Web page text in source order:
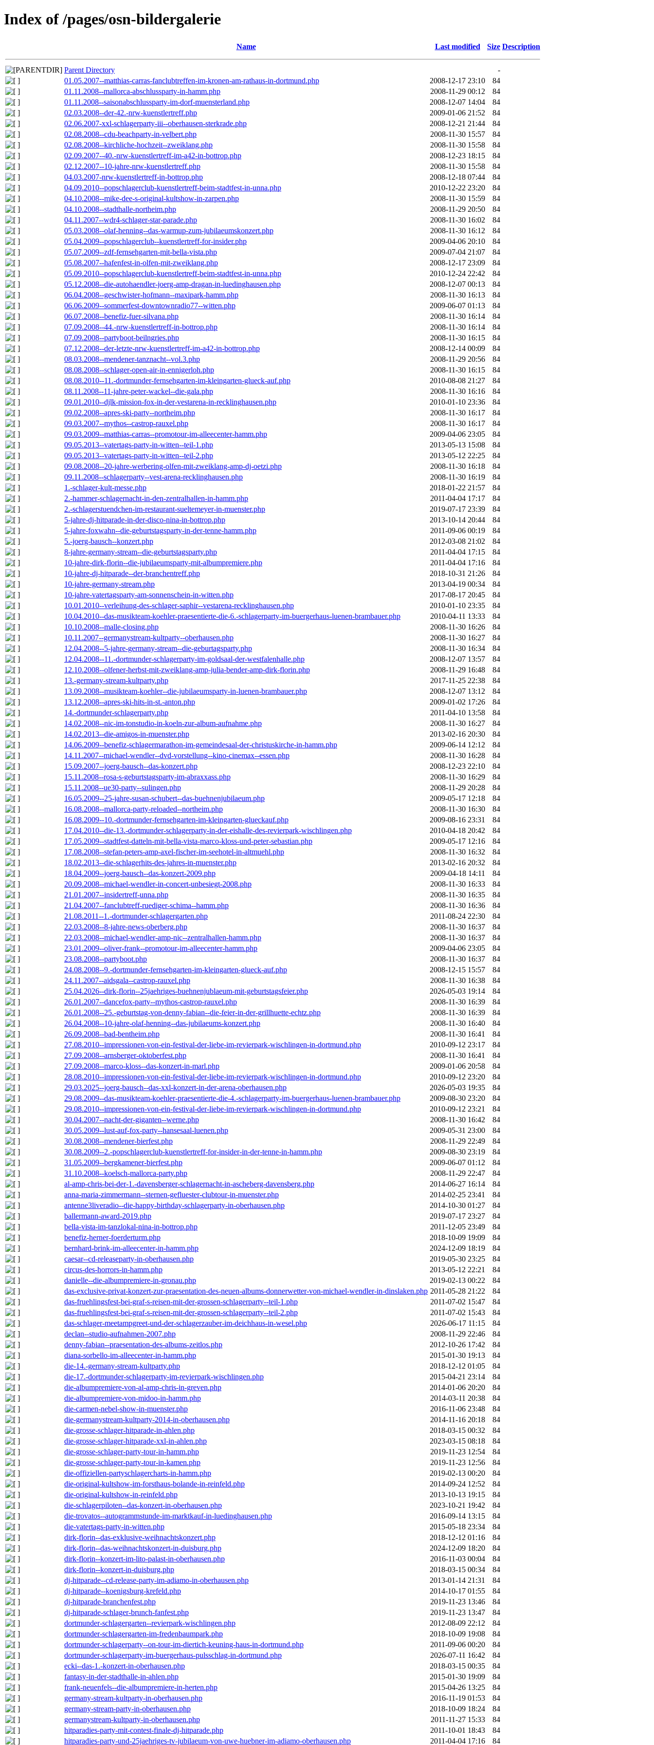
Index of /pages/osn-bildergalerie
Name Last modified Size Description
Parent Directory
-
01.05.2007--matthias-carras-fanclubtreffen-im-kronen-am-rathaus-in-dortmund.php
2008-12-17 23:10
84
01.11.2008--mallorca-abschlussparty-in-hamm.php
2008-11-29 00:12
84
01.11.2008--saisonabschlussparty-im-dorf-muensterland.php
2008-12-07 14:04
84
02.03.2008--der-42.-nrw-kuenstlertreff.php
2009-01-06 21:52
84
02.06.2007-xxl-schlagerparty-iii--oberhausen-sterkrade.php
2008-12-21 21:44
84
02.08.2008--cdu-beachparty-in-velbert.php
2008-11-30 15:57
84
02.08.2008--kirchliche-hochzeit--zweiklang.php
2008-11-30 15:58
84
02.09.2007--40.-nrw-kuenstlertreff-im-a42-in-bottrop.php
2008-12-23 18:15
84
02.12.2007--10-jahre-nrw-kuenstlertreff.php
2008-11-30 15:58
84
04.03.2007-nrw-kuenstlertreff-in-bottrop.php
2008-12-18 07:44
84
04.09.2010--popschlagerclub-kuenstlertreff-beim-stadtfest-in-unna.php
2010-12-22 23:20
84
04.10.2008--mike-dee-s-original-kultshow-in-zarpen.php
2008-11-30 15:59
84
04.10.2008--stadthalle-northeim.php
2008-11-29 20:50
84
04.11.2007--wdr4-schlager-star-parade.php
2008-11-30 16:02
84
05.03.2008--olaf-henning--das-warmup-zum-jubilaeumskonzert.php
2008-11-30 16:12
84
05.04.2009--popschlagerclub--kuenstlertreff-for-insider.php
2009-04-06 20:10
84
05.07.2009--zdf-fernsehgarten-mit-bella-vista.php
2009-07-04 21:07
84
05.08.2007--hafenfest-in-olfen-mit-zweiklang.php
2008-12-17 23:09
84
05.09.2010--popschlagerclub-kuenstlertreff-beim-stadtfest-in-unna.php
2010-12-24 22:42
84
05.12.2008--die-autohaendler-joerg-amp-dragan-in-luedinghausen.php
2008-12-07 00:13
84
06.04.2008--geschwister-hofmann--maxipark-hamm.php
2008-11-30 16:13
84
06.06.2009--sommerfest-downtownradio77--witten.php
2009-06-07 01:13
84
06.07.2008--benefiz-fuer-silvana.php
2008-11-30 16:14
84
07.09.2008--44.-nrw-kuenstlertreff-in-bottrop.php
2008-11-30 16:14
84
07.09.2008--partyboot-beilngries.php
2008-11-30 16:15
84
07.12.2008--der-letzte-nrw-kuenstlertreff-im-a42-in-bottrop.php
2008-12-14 00:09
84
08.03.2008--mendener-tanznacht--vol.3.php
2008-11-29 20:56
84
08.08.2008--schlager-open-air-in-ennigerloh.php
2008-11-30 16:15
84
08.08.2010--11.-dortmunder-fernsehgarten-im-kleingarten-glueck-auf.php
2010-08-08 21:27
84
08.11.2008--11-jahre-peter-wackel--die-gala.php
2008-11-30 16:16
84
09.01.2010--djlk-mission-fox-in-der-vestarena-in-recklinghausen.php
2010-01-10 23:36
84
09.02.2008--apres-ski-party--northeim.php
2008-11-30 16:17
84
09.03.2007--mythos--castrop-rauxel.php
2008-11-30 16:17
84
09.03.2009--matthias-carras--promotour-im-alleecenter-hamm.php
2009-04-06 23:05
84
09.05.2013--vatertags-party-in-witten--teil-1.php
2013-05-13 15:08
84
09.05.2013--vatertags-party-in-witten--teil-2.php
2013-05-12 22:25
84
09.08.2008--20-jahre-werbering-olfen-mit-zweiklang-amp-dj-oetzi.php
2008-11-30 16:18
84
09.11.2008--schlagerparty--vest-arena-recklinghausen.php
2008-11-30 16:19
84
1.-schlager-kult-messe.php
2018-01-22 21:57
84
2.-hammer-schlagernacht-in-den-zentralhallen-in-hamm.php
2011-04-04 17:17
84
2.-schlagerstuendchen-im-restaurant-sueltemeyer-in-muenster.php
2019-07-17 23:39
84
5-jahre-dj-hitparade-in-der-disco-nina-in-bottrop.php
2013-10-14 20:44
84
5-jahre-foxwahn--die-geburtstagsparty-in-der-tenne-hamm.php
2011-09-06 00:19
84
5.-joerg-bausch--konzert.php
2012-03-08 21:02
84
8-jahre-germany-stream--die-geburtstagsparty.php
2011-04-04 17:15
84
10-jahre-dirk-florin--die-jubilaeumsparty-mit-albumpremiere.php
2011-04-04 17:16
84
10-jahre-dj-hitparade--der-branchentreff.php
2018-10-31 21:26
84
10-jahre-germany-stream.php
2013-04-19 00:34
84
10-jahre-vatertagsparty-am-sonnenschein-in-witten.php
2017-08-17 20:45
84
10.01.2010--verleihung-des-schlager-saphir--vestarena-recklinghausen.php
2010-01-10 23:35
84
10.04.2010--das-musikteam-koehler-praesentierte-die-6.-schlagerparty-im-buergerhaus-luenen-brambauer.php
2010-04-11 13:33
84
10.10.2008--malle-closing.php
2008-11-30 16:26
84
10.11.2007--germanystream-kultparty--oberhausen.php
2008-11-30 16:27
84
12.04.2008--5-jahre-germany-stream--die-geburtagsparty.php
2008-11-30 16:34
84
12.04.2008--11.-dortmunder-schlagerparty-im-goldsaal-der-westfalenhalle.php
2008-12-07 13:57
84
12.10.2008--olfener-herbst-mit-zweiklang-amp-julia-bender-amp-dirk-florin.php
2008-11-29 16:48
84
13.-germany-stream-kultparty.php
2017-11-25 22:38
84
13.09.2008--musikteam-koehler--die-jubilaeumsparty-in-luenen-brambauer.php
2008-12-07 13:12
84
13.12.2008--apres-ski-hits-in-st.-anton.php
2009-01-02 17:26
84
14.-dortmunder-schlagerparty.php
2011-04-10 13:58
84
14.02.2008--nic-im-tonstudio-in-koeln-zur-album-aufnahme.php
2008-11-30 16:27
84
14.02.2013--die-amigos-in-muenster.php
2013-02-16 20:30
84
14.06.2009--benefiz-schlagermarathon-im-gemeindesaal-der-christuskirche-in-hamm.php
2009-06-14 12:12
84
14.11.2007--michael-wendler--dvd-vorstellung--kino-cinemax--essen.php
2008-11-30 16:28
84
15.09.2007--joerg-bausch--das-konzert.php
2008-12-23 22:10
84
15.11.2008--rosa-s-geburtstagsparty-im-abraxxass.php
2008-11-30 16:29
84
15.11.2008--ue30-party--sulingen.php
2008-11-29 20:28
84
16.05.2009--25-jahre-susan-schubert--das-buehnenjubilaeum.php
2009-05-17 12:18
84
16.08.2008--mallorca-party-reloaded--northeim.php
2008-11-30 16:30
84
16.08.2009--10.-dortmunder-fernsehgarten-im-kleingarten-glueckauf.php
2009-08-16 23:31
84
17.04.2010--die-13.-dortmunder-schlagerparty-in-der-eishalle-des-revierpark-wischlingen.php
2010-04-18 20:42
84
17.05.2009--stadtfest-datteln-mit-bella-vista-marco-kloss-und-peter-sebastian.php
2009-05-17 12:16
84
17.08.2008--stefan-peters-amp-axel-fischer-im-seehotel-in-altmuehl.php
2008-11-30 16:32
84
18.02.2013--die-schlagerhits-des-jahres-in-muenster.php
2013-02-16 20:32
84
18.04.2009--joerg-bausch--das-konzert-2009.php
2009-04-18 14:11
84
20.09.2008--michael-wendler-in-concert-unbesiegt-2008.php
2008-11-30 16:33
84
21.01.2007--insidertreff-unna.php
2008-11-30 16:35
84
21.04.2007--fanclubtreff-ruediger-schima--hamm.php
2008-11-30 16:36
84
21.08.2011--1.-dortmunder-schlagergarten.php
2011-08-24 22:30
84
22.03.2008--8-jahre-news-oberberg.php
2008-11-30 16:37
84
22.03.2008--michael-wendler-amp-nic--zentralhallen-hamm.php
2008-11-30 16:37
84
23.01.2009--oliver-frank--promotour-im-alleecenter-hamm.php
2009-04-06 23:05
84
23.08.2008--partyboot.php
2008-11-30 16:37
84
24.08.2008--9.-dortmunder-fernsehgarten-im-kleingarten-glueck-auf.php
2008-12-15 15:57
84
24.11.2007--aidsgala--castrop-rauxel.php
2008-11-30 16:38
84
25.04.2026--dirk-florin--25jaehriges-buehnenjublaeum-mit-geburtstagsfeier.php
2026-05-03 19:14
84
26.01.2007--dancefox-party--mythos-castrop-rauxel.php
2008-11-30 16:39
84
26.01.2008--25.-geburtstag-von-denny-fabian--die-feier-in-der-grillhuette-echtz.php
2008-11-30 16:39
84
26.04.2008--10-jahre-olaf-henning--das-jubilaeums-konzert.php
2008-11-30 16:40
84
26.09.2008--bad-bentheim.php
2008-11-30 16:41
84
27.08.2010--impressionen-von-ein-festival-der-liebe-im-revierpark-wischlingen-in-dortmund.php
2010-09-12 23:17
84
27.09.2008--arnsberger-oktoberfest.php
2008-11-30 16:41
84
27.09.2008--marco-kloss--das-konzert-in-marl.php
2009-01-06 20:58
84
28.08.2010--impressionen-von-ein-festival-der-liebe-im-revierpark-wischlingen-in-dortmund.php
2010-09-12 23:20
84
29.03.2025--joerg-bausch--das-xxl-konzert-in-der-arena-oberhausen.php
2026-05-03 19:35
84
29.08.2009--das-musikteam-koehler-praesentierte-die-4.-schlagerparty-im-buergerhaus-luenen-brambauer.php
2009-08-30 23:20
84
29.08.2010--impressionen-von-ein-festival-der-liebe-im-revierpark-wischlingen-in-dortmund.php
2010-09-12 23:21
84
30.04.2007--nacht-der-giganten--werne.php
2008-11-30 16:42
84
30.05.2009--lust-auf-fox-party--hansesaal-luenen.php
2009-05-31 23:00
84
30.08.2008--mendener-bierfest.php
2008-11-29 22:49
84
30.08.2009--2.-popschlagerclub-kuenstlertreff-for-insider-in-der-tenne-in-hamm.php
2009-08-30 23:19
84
31.05.2009--bergkamener-bierfest.php
2009-06-07 01:12
84
31.10.2008--koelsch-mallorca-party.php
2008-11-29 22:47
84
al-amp-chris-bei-der-1.-davensberger-schlagernacht-in-ascheberg-davensberg.php
2014-06-27 16:14
84
anna-maria-zimmermann--sternen-gefluester-clubtour-in-muenster.php
2014-02-25 23:41
84
antenne3liveradio--die-happy-birthday-schlagerparty-in-oberhausen.php
2014-10-30 01:27
84
ballermann-award-2019.php
2019-07-17 23:27
84
bella-vista-im-tanzlokal-nina-in-bottrop.php
2011-12-05 23:49
84
benefiz-herner-foerderturm.php
2018-10-09 19:09
84
bernhard-brink-im-alleecenter-in-hamm.php
2024-12-09 18:19
84
caesar--cd-releaseparty-in-oberhausen.php
2019-05-30 23:25
84
circus-des-horrors-in-hamm.php
2013-05-12 22:21
84
danielle--die-albumpremiere-in-gronau.php
2019-02-13 00:22
84
das-exclusive-privat-konzert-zur-praesentation-des-neuen-albums-donnerwetter-von-michael-wendler-in-dinslaken.php 2011-05-28 21:22
84
das-fruehlingsfest-bei-graf-s-reisen-mit-der-grossen-schlagerparty--teil-1.php
2011-07-02 15:47
84
das-fruehlingsfest-bei-graf-s-reisen-mit-der-grossen-schlagerparty--teil-2.php
2011-07-02 15:43
84
das-schlager-meetampgreet-und-der-schlagerzauber-im-deichhaus-in-wesel.php
2026-06-17 11:15
84
declan--studio-aufnahmen-2007.php
2008-11-29 22:46
84
denny-fabian--praesentation-des-albums-zeitlos.php
2012-10-26 17:42
84
diana-sorbello-im-alleecenter-in-hamm.php
2015-01-30 19:13
84
die-14.-germany-stream-kultparty.php
2018-12-12 01:05
84
die-17.-dortmunder-schlagerparty-im-revierpark-wischlingen.php
2015-04-21 23:14
84
die-albumpremiere-von-al-amp-chris-in-greven.php
2014-01-06 20:20
84
die-albumpremiere-von-midoo-in-hamm.php
2014-03-11 20:38
84
die-carmen-nebel-show-in-muenster.php
2016-11-06 23:48
84
die-germanystream-kultparty-2014-in-oberhausen.php
2014-11-16 20:18
84
die-grosse-schlager-hitparade-in-ahlen.php
2018-03-15 00:32
84
die-grosse-schlager-hitparade-xxl-in-ahlen.php
2023-03-15 08:18
84
die-grosse-schlager-party-tour-in-hamm.php
2019-11-23 12:54
84
die-grosse-schlager-party-tour-in-kamen.php
2019-11-23 12:56
84
die-offiziellen-partyschlagercharts-in-hamm.php
2019-02-13 00:20
84
die-original-kultshow-im-forsthaus-bolande-in-reinfeld.php
2014-09-24 12:52
84
die-original-kultshow-in-reinfeld.php
2013-10-13 19:15
84
die-schlagerpiloten--das-konzert-in-oberhausen.php
2023-10-21 19:42
84
die-trovatos--autogrammstunde-im-marktkauf-in-luedinghausen.php
2016-09-14 13:15
84
die-vatertags-party-in-witten.php
2015-05-18 23:34
84
dirk-florin--das-exklusive-weihnachtskonzert.php
2018-12-12 01:16
84
dirk-florin--das-weihnachtskonzert-in-duisburg.php
2024-12-09 18:20
84
dirk-florin--konzert-im-lito-palast-in-oberhausen.php
2016-11-03 00:04
84
dirk-florin--konzert-in-duisburg.php
2018-03-15 00:34
84
dj-hitparade--cd-release-party-im-adiamo-in-oberhausen.php
2013-01-14 21:31
84
dj-hitparade--koenigsburg-krefeld.php
2014-10-17 01:55
84
dj-hitparade-branchenfest.php
2019-11-23 13:46
84
dj-hitparade-schlager-brunch-fanfest.php
2019-11-23 13:47
84
dortmunder-schlagergarten--revierpark-wischlingen.php
2012-08-09 22:12
84
dortmunder-schlagergarten-im-fredenbaumpark.php
2018-10-09 19:08
84
dortmunder-schlagerparty--on-tour-im-diertich-keuning-haus-in-dortmund.php
2011-09-06 00:20
84
dortmunder-schlagerparty-im-buergerhaus-pulsschlag-in-dortmund.php
2026-07-11 16:42
84
ecki--das-1.-konzert-in-oberhausen.php
2018-03-15 00:35
84
fantasy-in-der-stadthalle-in-ahlen.php
2015-01-30 19:09
84
frank-neuenfels--die-albumpremiere-in-herten.php
2015-04-26 13:25
84
germany-stream-kultparty-in-oberhausen.php
2016-11-19 01:53
84
germany-stream-party-in-oberhausen.php
2018-10-09 18:24
84
germanystream-kultparty-in-oberhausen.php
2011-11-27 15:33
84
hitparadies-party-mit-contest-finale-dj-hitparade.php
2011-10-01 18:43
84
hitparadies-party-und-25jaehriges-tv-jubilaeum-von-uwe-huebner-im-adiamo-oberhausen.php
2011-04-04 17:16 84